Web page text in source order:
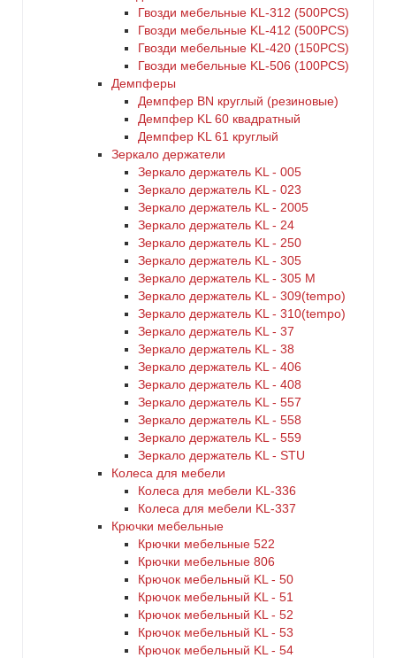
Гвозди мебельные KL-312 (500PCS)
Гвозди мебельные KL-412 (500PCS)
Гвозди мебельные KL-420 (150PCS)
Гвозди мебельные KL-506 (100PCS)
Демпферы
Демпфер BN круглый (резиновые)
Демпфер KL 60 квадратный
Демпфер KL 61 круглый
Зеркало держатели
Зеркало держатель KL - 005
Зеркало держатель KL - 023
Зеркало держатель KL - 2005
Зеркало держатель KL - 24
Зеркало держатель KL - 250
Зеркало держатель KL - 305
Зеркало держатель KL - 305 M
Зеркало держатель KL - 309(tempo)
Зеркало держатель KL - 310(tempo)
Зеркало держатель KL - 37
Зеркало держатель KL - 38
Зеркало держатель KL - 406
Зеркало держатель KL - 408
Зеркало держатель KL - 557
Зеркало держатель KL - 558
Зеркало держатель KL - 559
Зеркало держатель KL - STU
Колеса для мебели
Колеса для мебели KL-336
Колеса для мебели KL-337
Крючки мебельные
Крючки мебельные 522
Крючки мебельные 806
Крючок мебельный KL - 50
Крючок мебельный KL - 51
Крючок мебельный KL - 52
Крючок мебельный KL - 53
Крючок мебельный KL - 54